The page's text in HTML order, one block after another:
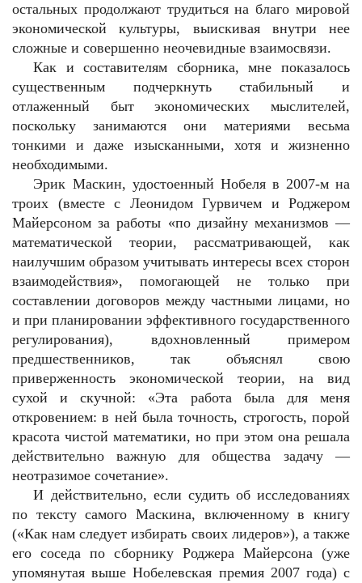
остальных продолжают трудиться на благо мировой
экономической культуры, выискивая внутри нее
сложные и совершенно неочевидные взаимосвязи.
Как и составителям сборника, мне показалось
существенным подчеркнуть стабильный и
отлаженный быт экономических мыслителей,
поскольку занимаются они материями весьма
тонкими и даже изысканными, хотя и жизненно
необходимыми.
Эрик Маскин, удостоенный Нобеля в 2007-м на
троих (вместе с Леонидом Гурвичем и Роджером
Майерсоном за работы «по дизайну механизмов —
математической теории, рассматривающей, как
наилучшим образом учитывать интересы всех сторон
взаимодействия», помогающей не только при
составлении договоров между частными лицами, но
и при планировании эффективного государственного
регулирования), вдохновленный примером
предшественников, так объяснял свою
приверженность экономической теории, на вид
сухой и скучной: «Эта работа была для меня
откровением: в ней была точность, строгость, порой
красота чистой математики, но при этом она решала
действительно важную для общества задачу —
неотразимое сочетание».
И действительно, если судить об исследованиях
по тексту самого Маскина, включенному в книгу
(«Как нам следует избирать своих лидеров»), а также
его соседа по сборнику Роджера Майерсона (уже
упомянутая выше Нобелевская премия 2007 года) с